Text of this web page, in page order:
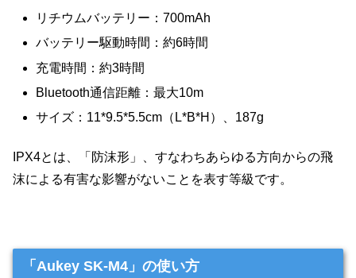
リチウムバッテリー：700mAh
バッテリー駆動時間：約6時間
充電時間：約3時間
Bluetooth通信距離：最大10m
サイズ：11*9.5*5.5cm（L*B*H）、187g
IPX4とは、「防沫形」、すなわちあらゆる方向からの飛
沫による有害な影響がないことを表す等級です。
「Aukey SK-M4」の使い方